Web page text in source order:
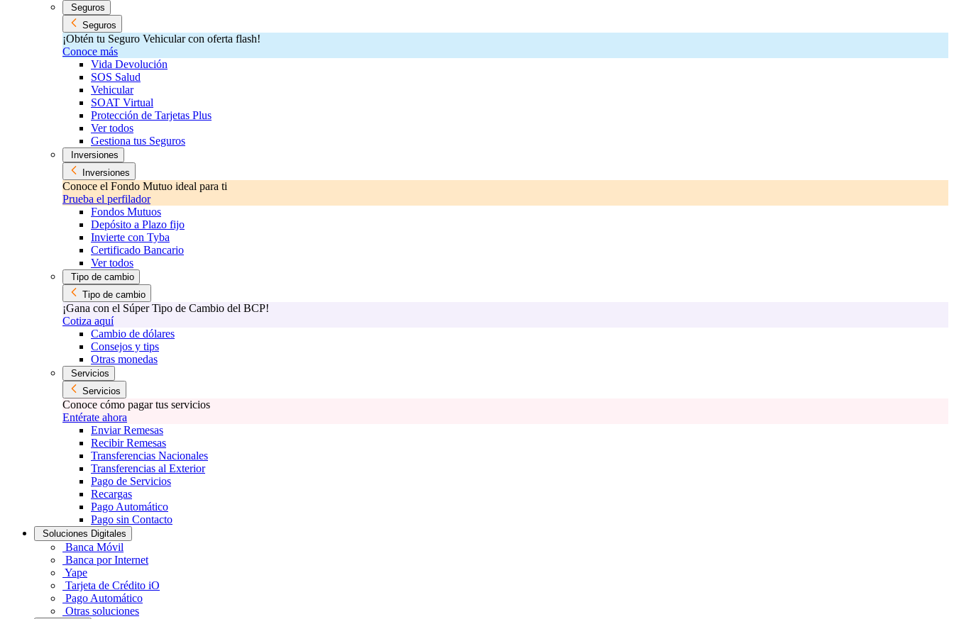
Seguros
Seguros
¡Obtén tu Seguro Vehicular con oferta flash!
Conoce más
Vida Devolución
SOS Salud
Vehicular
SOAT Virtual
Protección de Tarjetas Plus
Ver todos
Gestiona tus Seguros
Inversiones
Inversiones
Conoce el Fondo Mutuo ideal para ti
Prueba el perfilador
Fondos Mutuos
Depósito a Plazo fijo
Invierte con Tyba
Certificado Bancario
Ver todos
Tipo de cambio
Tipo de cambio
¡Gana con el Súper Tipo de Cambio del BCP!
Cotiza aquí
Cambio de dólares
Consejos y tips
Otras monedas
Servicios
Servicios
Conoce cómo pagar tus servicios
Entérate ahora
Enviar Remesas
Recibir Remesas
Transferencias Nacionales
Transferencias al Exterior
Pago de Servicios
Recargas
Pago Automático
Pago sin Contacto
Soluciones Digitales
Banca Móvil
Banca por Internet
Yape
Tarjeta de Crédito iO
Pago Automático
Otras soluciones